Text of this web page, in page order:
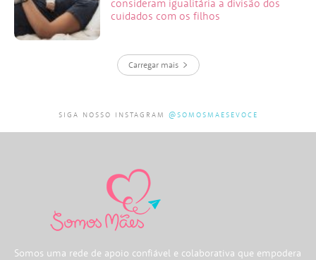
consideram igualitária a divisão dos
cuidados com os filhos
Carregar mais
SIGA NOSSO INSTAGRAM @SOMOSMAESEVOCE
Somos uma rede de apoio confiável e colaborativa que empodera